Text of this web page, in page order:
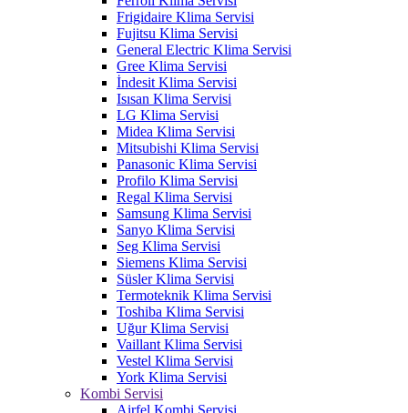
Frigidaire Klima Servisi
Fujitsu Klima Servisi
General Electric Klima Servisi
Gree Klima Servisi
İndesit Klima Servisi
Isısan Klima Servisi
LG Klima Servisi
Midea Klima Servisi
Mitsubishi Klima Servisi
Panasonic Klima Servisi
Profilo Klima Servisi
Regal Klima Servisi
Samsung Klima Servisi
Sanyo Klima Servisi
Seg Klima Servisi
Siemens Klima Servisi
Süsler Klima Servisi
Termoteknik Klima Servisi
Toshiba Klima Servisi
Uğur Klima Servisi
Vaillant Klima Servisi
Vestel Klima Servisi
York Klima Servisi
Kombi Servisi
Airfel Kombi Servisi